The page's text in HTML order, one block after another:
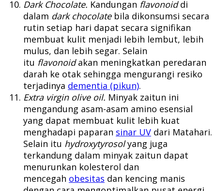
Dark Chocolate. Kandungan flavonoiddi
dalam dark chocolatebila dikonsumsi secara
rutin setiap hari dapat secara signifikan
membuat kulit menjadi lebih lembut, lebih
mulus, dan lebih segar. Selain
itu flavonoidakan meningkatkan peredaran
darah ke otak sehingga mengurangi resiko
terjadinya dementia (pikun).
Extra virgin olive oil. Minyak zaitun ini
mengandung asam-asam amino esensial
yang dapat membuat kulit lebih kuat
menghadapi paparan sinar UV dari Matahari.
Selain itu hydroxytyrosolyang juga
terkandung dalam minyak zaitun dapat
menurunkan kolesterol dan
mencegah obesitas dan kencing manis